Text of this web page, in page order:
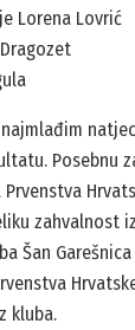
Lorena Lovrić
Posebnu
zahvalnost
Šan
kluba.